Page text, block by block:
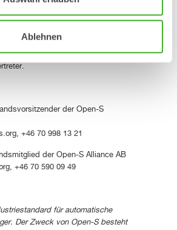
Ablehnen
14:30 Uhr
am 3. März von 14:30 bis 15:00 Uhr
am Stand F27055 von Steelwrist
und ist Teil des offiziellen
der Open-S
, +46 70 998 13 21
der Open-S Alliance AB
, +46 70 590 09 49
für automatische
Der Zweck von Open-S besteht